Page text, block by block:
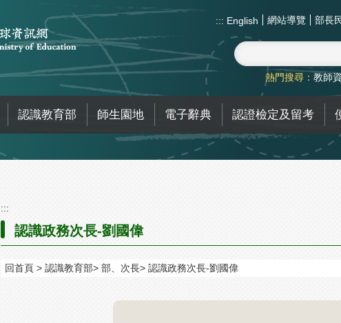
::: English 網站導覽 部長
熱門搜尋： 教師
認識教育部 師生園地 電子辭典 認證檢定及留考
:::
認識政務次長-劉國偉
回首頁 認識教育部 部、次長 認識政務次長-劉國偉